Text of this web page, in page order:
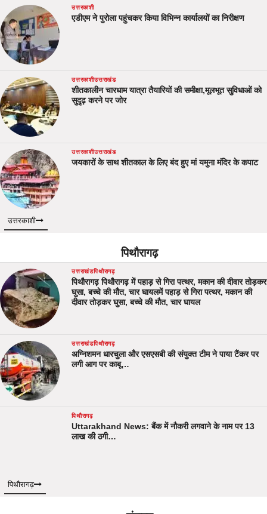
उत्तरकाशी
एडीएम ने पुरोला पहुंचकर किया विभिन्न कार्यालयों का निरीक्षण
उत्तरकाशीउत्तराखंड
शीतकालीन चारधाम यात्रा तैयारियों की समीक्षा,मूलभूत सुविधाओं को
सुदृढ़ करने पर जोर
उत्तरकाशीउत्तराखंड
जयकारों के साथ शीतकाल के लिए बंद हुए मां यमुना मंदिर के कपाट
उत्तरकाशी
पिथौरागढ़
उत्तराखंडपिथौरागढ़
पिथौरागढ़ पिथौरागढ़ में पहाड़ से गिरा पत्थर, मकान की दीवार तोड़कर
घुसा, बच्चे की मौत, चार घायलमें पहाड़ से गिरा पत्थर, मकान की
दीवार तोड़कर घुसा, बच्चे की मौत, चार घायल
उत्तराखंडपिथौरागढ़
अग्निशमन धारचुला और एसएसबी की संयुक्त टीम ने पाया टैंकर पर
लगी आग पर काबू…
पिथौरागढ़
Uttarakhand News: बैंक में नौकरी लगवाने के नाम पर 13
लाख की ठगी…
पिथौरागढ़